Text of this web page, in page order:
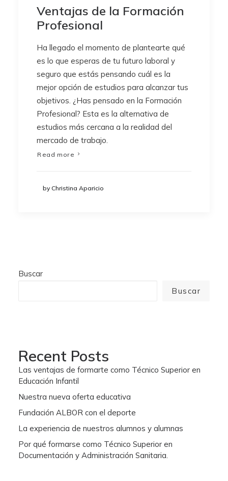
Ventajas de la Formación
Profesional
Ha llegado el momento de plantearte qué
es lo que esperas de tu futuro laboral y
seguro que estás pensando cuál es la
mejor opción de estudios para alcanzar tus
objetivos. ¿Has pensado en la Formación
Profesional? Esta es la alternativa de
estudios más cercana a la realidad del
mercado de trabajo.
Read more
by Christina Aparicio
Buscar
Buscar
Recent Posts
Las ventajas de formarte como Técnico Superior en
Educación Infantil
Nuestra nueva oferta educativa
Fundación ALBOR con el deporte
La experiencia de nuestros alumnos y alumnas
Por qué formarse como Técnico Superior en
Documentación y Administración Sanitaria.